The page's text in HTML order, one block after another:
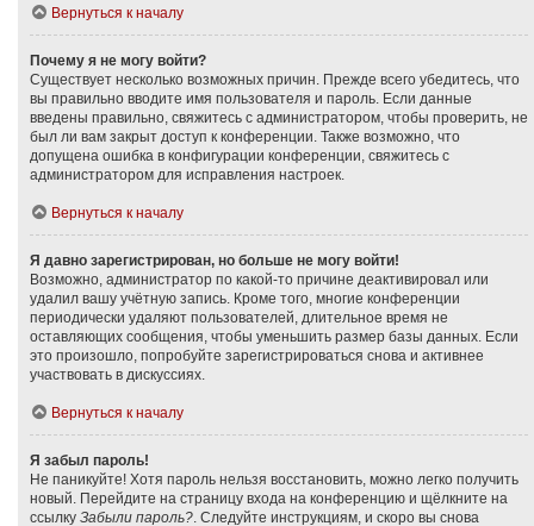
Вернуться к началу
Почему я не могу войти?
Существует несколько возможных причин. Прежде всего убедитесь, что
вы правильно вводите имя пользователя и пароль. Если данные
введены правильно, свяжитесь с администратором, чтобы проверить, не
был ли вам закрыт доступ к конференции. Также возможно, что
допущена ошибка в конфигурации конференции, свяжитесь с
администратором для исправления настроек.
Вернуться к началу
Я давно зарегистрирован, но больше не могу войти!
Возможно, администратор по какой-то причине деактивировал или
удалил вашу учётную запись. Кроме того, многие конференции
периодически удаляют пользователей, длительное время не
оставляющих сообщения, чтобы уменьшить размер базы данных. Если
это произошло, попробуйте зарегистрироваться снова и активнее
участвовать в дискуссиях.
Вернуться к началу
Я забыл пароль!
Не паникуйте! Хотя пароль нельзя восстановить, можно легко получить
новый. Перейдите на страницу входа на конференцию и щёлкните на
ссылку Забыли пароль?. Следуйте инструкциям, и скоро вы снова